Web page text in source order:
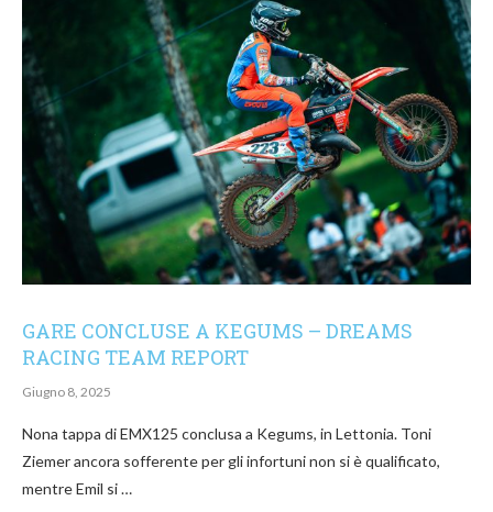
GARE CONCLUSE A KEGUMS – DREAMS
RACING TEAM REPORT
Giugno 8, 2025
Nona tappa di EMX125 conclusa a Kegums, in Lettonia. Toni
Ziemer ancora sofferente per gli infortuni non si è qualificato,
mentre Emil si …